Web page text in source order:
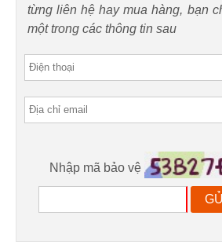
từng liên hệ hay mua hàng, bạn
một trong các thông tin sau
Nhập mã bảo vệ